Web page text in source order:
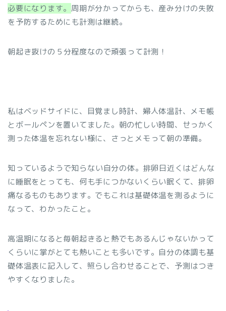
必要になります。周期が分かってからも、産み分けの失敗
を予防するためにも計測は継続。
朝起き抜けの５分程度なので頑張って計測！
私はベッドサイドに、目覚まし時計、婦人体温計、メモ帳
とボールペンを置いてました。朝の忙しい時間、せっかく
測った体温を忘れない様に、さっとメモって朝の準備。
知っているようで知らない自分の体。 排卵日近くはどんな
に睡眠をとっても、何も手につかないくらい眠くて、排卵
痛なるものもあります。でもこれは基礎体温を測るように
なって、わかったこと。
高温期になると毎朝起きると熱でもあるんじゃないかって
くらいに掌がとても熱いことも多いです。自分の体調も基
礎体温表に記入して、照らし合わせることで、予測はつき
やすくなりました。